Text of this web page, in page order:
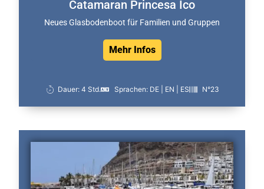
Catamaran Princesa Ico
Neues Glasbodenboot für Familien und Gruppen
Mehr Infos
Dauer: 4 Std. Sprachen: DE | EN | ES N°23